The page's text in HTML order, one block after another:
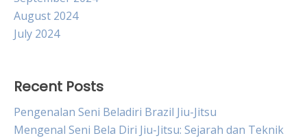
August 2024
July 2024
Recent Posts
Pengenalan Seni Beladiri Brazil Jiu-Jitsu
Mengenal Seni Bela Diri Jiu-Jitsu: Sejarah dan Teknik